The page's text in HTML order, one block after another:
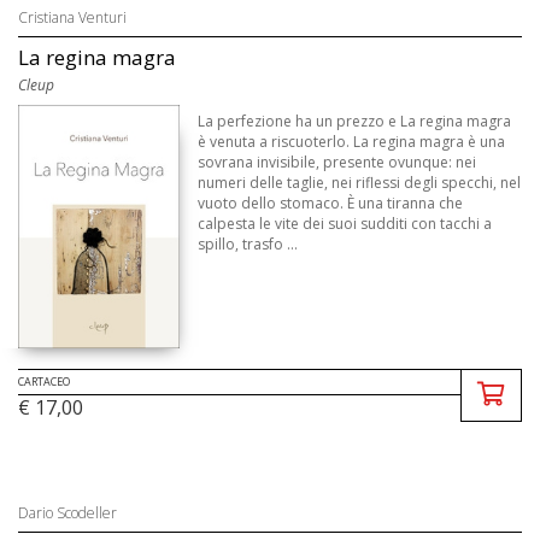
Cristiana Venturi
La regina magra
Cleup
La perfezione ha un prezzo e La regina magra
è venuta a riscuoterlo. La regina magra è una
sovrana invisibile, presente ovunque: nei
numeri delle taglie, nei riflessi degli specchi, nel
vuoto dello stomaco. È una tiranna che
calpesta le vite dei suoi sudditi con tacchi a
spillo, trasfo ...
CARTACEO
€ 17,00
Dario Scodeller